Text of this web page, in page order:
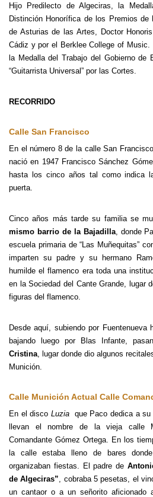
Hijo Predilecto de Algeciras, la
Distinción Honorífica de los Premios
de Asturias de las Artes, Doctor
Cádiz y por el Berklee College of
la Medalla del Trabajo del Gobierno de
“Guitarrista Universal” por las Cortes.
RECORRIDO
Calle San Francisco
En el número 8 de la calle San
nació en 1947 Francisco Sánchez
hasta los cinco años tal como indica
puerta.
Cinco años más tarde su familia se
mismo barrio de la Bajadilla, donde
escuela primaria de “Las Muñequitas”
imparten su padre y su hermano
humilde el flamenco era toda una
en la Sociedad del Cante Grande, lugar
figuras del flamenco.
Desde aquí, subiendo por
bajando luego por Blas Infante,
Cristina, lugar donde dio algunos
Munición.
Calle Munición Actual Calle
En el disco Luziaque Paco dedica a su
llevan el nombre de la vieja calle
Comandante Gómez Ortega. En los
la calle estaba lleno de bares
organizaban fiestas. El padre de
de Algeciras”, cobraba 5 pesetas, el
un cantaor o a un señorito aficionado